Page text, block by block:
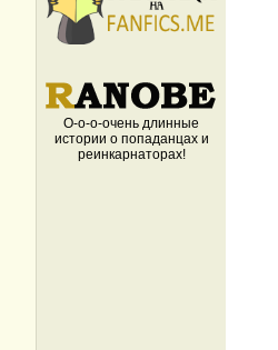
О-о-о-очень длинные
истории о попаданцах и
реинкарнаторах!